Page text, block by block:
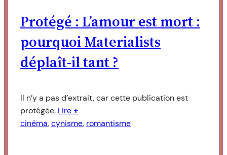
Protégé : L’amour est mort :
pourquoi Materialists
déplaît-il tant ?
Il n’y a pas d’extrait, car cette publication est
protégée. Lire+
cinéma, cynisme, romantisme